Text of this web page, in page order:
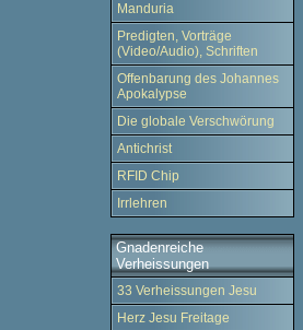
Manduria
Predigten, Vorträge
(Video/Audio), Schriften
Offenbarung des Johannes
Apokalypse
Die globale Verschwörung
Antichrist
RFID Chip
Irrlehren
Gnadenreiche
Verheissungen
33 Verheissungen Jesu
Herz Jesu Freitage